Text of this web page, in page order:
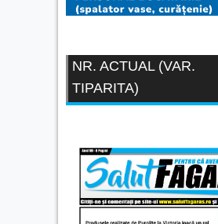
NR. ACTUAL (VAR.
TIPARITA)